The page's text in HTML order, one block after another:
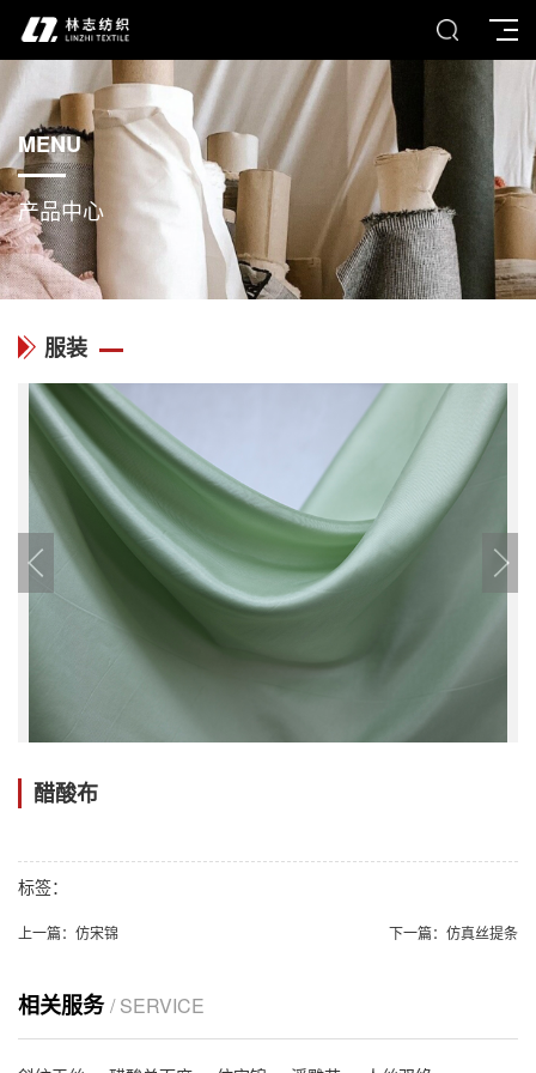
MENU
产品中心
服装
醋酸布
标签：
上一篇： 仿宋锦 下一篇： 仿真丝提条
相关服务/ SERVICE